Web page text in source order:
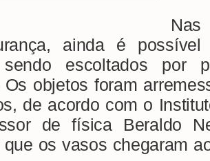
Nas
ainda é
sendo escoltados por
Os objetos foram
de acordo com o
de física Beraldo
que os vasos chegaram